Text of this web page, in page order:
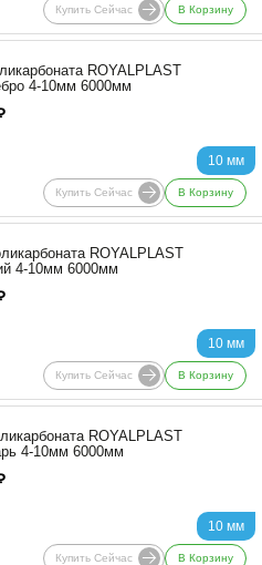
Купить Сейчас В Корзину
10 мм
ROYALPLAST
4-10мм 6000мм
Купить Сейчас В Корзину
10 мм
ROYALPLAST
4-10мм 6000мм
Купить Сейчас В Корзину
10 мм
ROYALPLAST
4-10мм 6000мм
Купить Сейчас В Корзину